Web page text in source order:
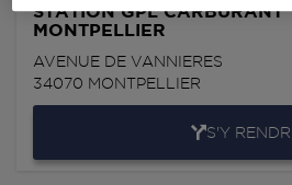
STATION GPL CARBURANT
MONTPELLIER
AVENUE DE VANNIERES
34070 MONTPELLIER
S'Y